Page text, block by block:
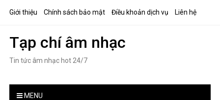
Giới thiệu Chính sách bảo mật Điều khoản dịch vụ Liên hệ
Tạp chí âm nhạc
Tin tức âm nhạc hot 24/7
MENU